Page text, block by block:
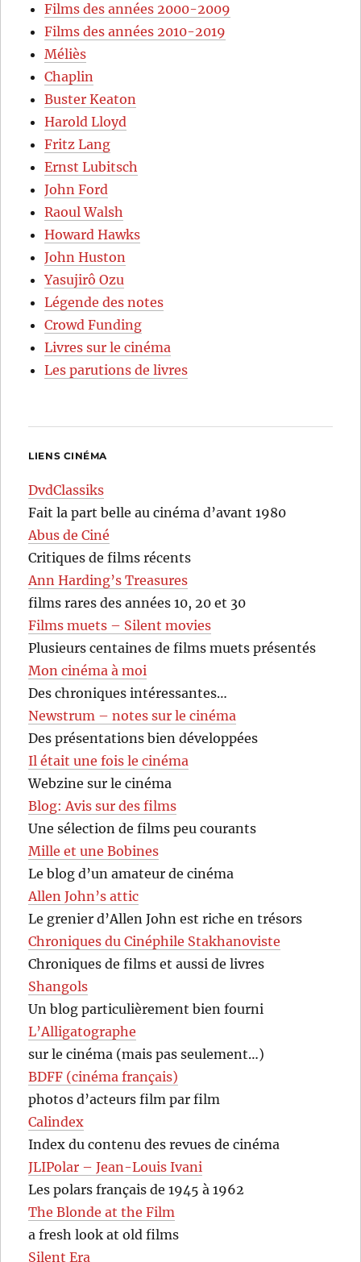
Films des années 2000-2009
Films des années 2010-2019
Méliès
Chaplin
Buster Keaton
Harold Lloyd
Fritz Lang
Ernst Lubitsch
John Ford
Raoul Walsh
Howard Hawks
John Huston
Yasujirô Ozu
Légende des notes
Crowd Funding
Livres sur le cinéma
Les parutions de livres
LIENS CINÉMA
DvdClassiks
Fait la part belle au cinéma d’avant 1980
Abus de Ciné
Critiques de films récents
Ann Harding’s Treasures
films rares des années 10, 20 et 30
Films muets – Silent movies
Plusieurs centaines de films muets présentés
Mon cinéma à moi
Des chroniques intéressantes…
Newstrum – notes sur le cinéma
Des présentations bien développées
Il était une fois le cinéma
Webzine sur le cinéma
Blog: Avis sur des films
Une sélection de films peu courants
Mille et une Bobines
Le blog d’un amateur de cinéma
Allen John’s attic
Le grenier d’Allen John est riche en trésors
Chroniques du Cinéphile Stakhanoviste
Chroniques de films et aussi de livres
Shangols
Un blog particulièrement bien fourni
L’Alligatographe
sur le cinéma (mais pas seulement…)
BDFF (cinéma français)
photos d’acteurs film par film
Calindex
Index du contenu des revues de cinéma
JLIPolar – Jean-Louis Ivani
Les polars français de 1945 à 1962
The Blonde at the Film
a fresh look at old films
Silent Era